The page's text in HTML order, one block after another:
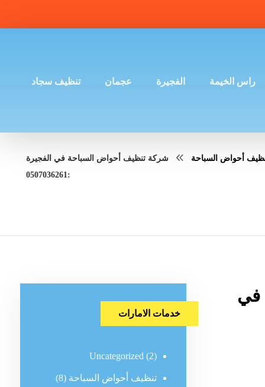
راس الخيمة الفجيرة عجمان تنظيف سجاد
أحواض السباحة
شركة تنظيف أحواض السباحة في الفجيرة
:0507036261
في
خدمات الامارات
Uncategorized (2)
تنظيف أحواض السباحة (8)